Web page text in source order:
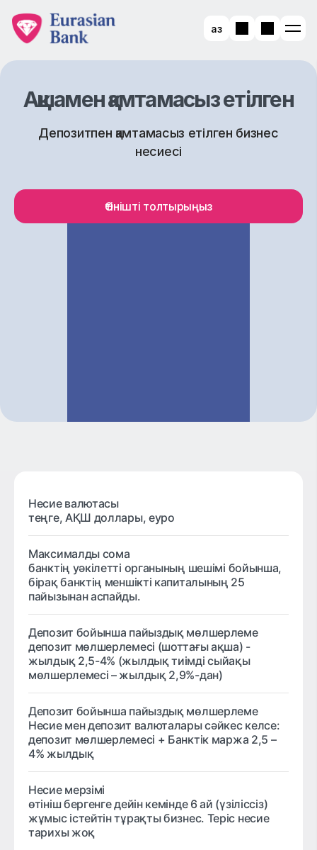
Қаз
Ақшамен қамтамасыз етілген
Депозитпен қамтамасыз етілген бизнес
несиесі
Өтінішті толтырыңыз
Несие валютасы
теңге, АҚШ доллары, еуро
Максималды сома
банктің уәкілетті органының шешімі бойынша,
бірақ банктің меншікті капиталының 25
пайызынан аспайды.
Депозит бойынша пайыздық мөлшерлеме
депозит мөлшерлемесі (шоттағы ақша) -
жылдық 2,5-4% (жылдық тиімді сыйақы
мөлшерлемесі – жылдық 2,9%-дан)
Депозит бойынша пайыздық мөлшерлеме
Несие мен депозит валюталары сәйкес келсе:
депозит мөлшерлемесі + Банктік маржа 2,5 –
4% жылдық
Несие мерзімі
өтініш бергенге дейін кемінде 6 ай (үзіліссіз)
жұмыс істейтін тұрақты бизнес. Теріс несие
тарихы жоқ